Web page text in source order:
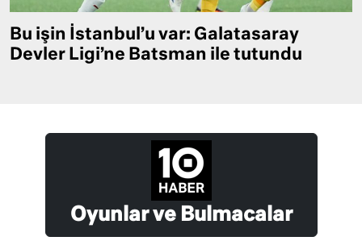
Bu işin İstanbul’u var: Galatasaray
Devler Ligi’ne Batsman ile tutundu
Oyunlar ve Bulmacalar